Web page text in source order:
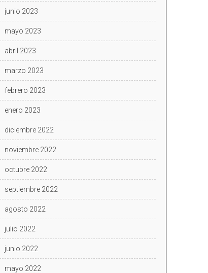
junio 2023
mayo 2023
abril 2023
marzo 2023
febrero 2023
enero 2023
diciembre 2022
noviembre 2022
octubre 2022
septiembre 2022
agosto 2022
julio 2022
junio 2022
mayo 2022